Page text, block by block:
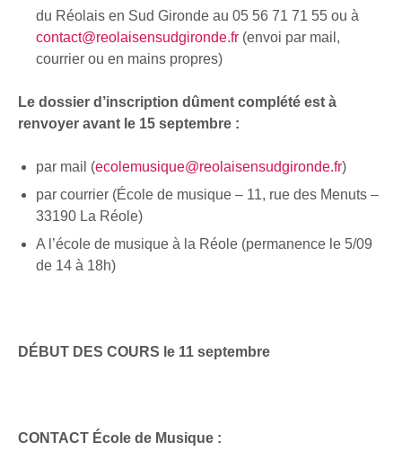
du Réolais en Sud Gironde au 05 56 71 71 55 ou à
contact@reolaisensudgironde.fr (envoi par mail,
courrier ou en mains propres)
Le dossier d’inscription dûment complété est à
renvoyer avant le 15 septembre :
par mail (ecolemusique@reolaisensudgironde.fr)
par courrier (École de musique – 11, rue des Menuts –
33190 La Réole)
A l’école de musique à la Réole (permanence le 5/09
de 14 à 18h)
DÉBUT DES COURS le 11 septembre
CONTACT École de Musique :